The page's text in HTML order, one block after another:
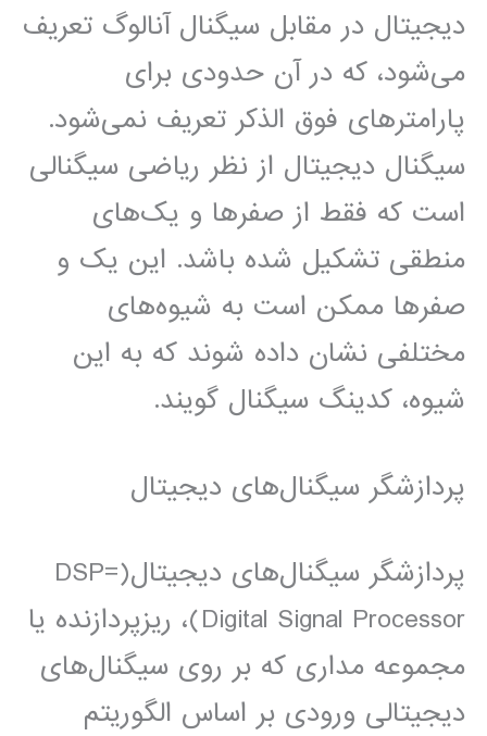
دیجیتال در مقابل سیگنال آنالوگ تعریف
می‌شود، که در آن حدودی برای
پارامترهای فوق الذکر تعریف نمی‌شود.
سیگنال دیجیتال از نظر ریاضی سیگنالی
است که فقط از صفرها و یک‌های
منطقی تشکیل شده باشد. این یک و
صفرها ممکن است به شیوه‌های
مختلفی نشان داده شوند که به این
شیوه، کدینگ سیگنال گویند.
پردازشگر سیگنال‌های دیجیتال
پردازشگر سیگنال‌های دیجیتال(DSP=
Digital Signal Processor)، ریزپردازنده یا
مجموعه مداری که بر روی سیگنال‌های
دیجیتالی ورودی بر اساس الگوریتم